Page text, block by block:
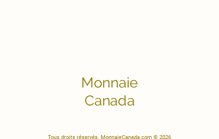
Monnaie
Canada
Tous droits réservés. MonnaieCanada.com © 2026